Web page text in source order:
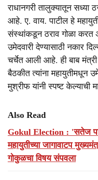
राधानगरी तालुक्यातून सध्या
आहे. ए. वाय. पाटील हे
संस्थांकडून ठराव गोळा करत
उमेदवारी देण्यासाठी नकार
चर्चेत आली आहे. ही बाब
बैठकीत त्यांना महायुतीमधून
मुश्रीफ यांनी स्पष्ट केल्याची
Also Read
Gokul Election : 'सतेज
महायुतीच्या जागावाटप
गोकुळचा विषय संपवला